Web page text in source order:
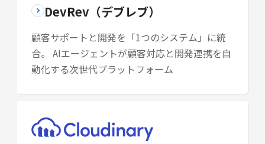
DevRev（デブレブ）
顧客サポートと開発を「1つのシステム」に統
合。 AIエージェントが顧客対応と開発連携を自
動化する次世代プラットフォーム